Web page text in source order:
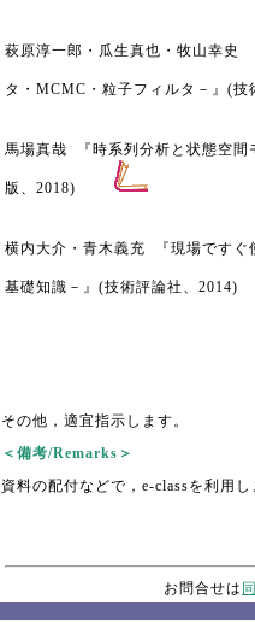
萩原淳一郎・瓜生真也・牧山幸史
タ・MCMC・粒子フィルタ－』(技
馬場真哉 『時系列分析と状態空間
版、2018)
横内大介・青木義充 『現場ですぐ
基礎知識－』(技術評論社、2014)
その他，適宜指示します。
＜備考/Remarks＞
資料の配付などで，e-classを利用し
お問合せは